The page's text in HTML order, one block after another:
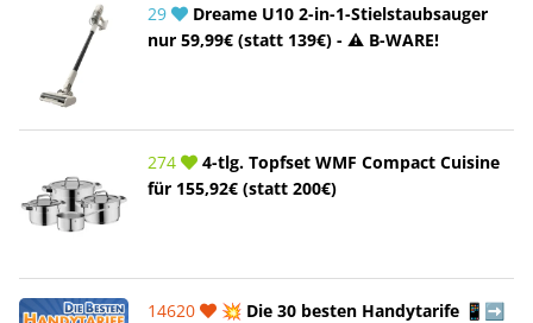
29
Dreame U10 2-in-1-Stielstaubsauger
nur 59,99€ (statt 139€) - ⚠️ B-WARE!
274
4-tlg. Topfset WMF Compact Cuisine
für 155,92€ (statt 200€)
14620
💥 Die 30 besten Handytarife 📱➡️